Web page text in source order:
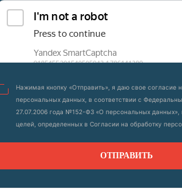
Нажимая кнопку «Отправить», я даю свое согласие
персональных данных, в соответствии с
27.07.2006 года №152-ФЗ «О персональных данных»,
целей, определенных в Согласии на обработку